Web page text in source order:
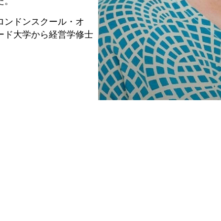
ドンスクール・オ
ド大学から経営学修士